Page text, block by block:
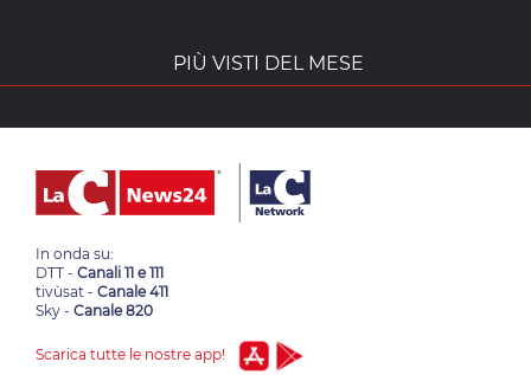
PIÙ VISTI DEL MESE
In onda su:
DTT - Canali 11 e 111
tivùsat - Canale 411
Sky - Canale 820
Scarica tutte le nostre app!